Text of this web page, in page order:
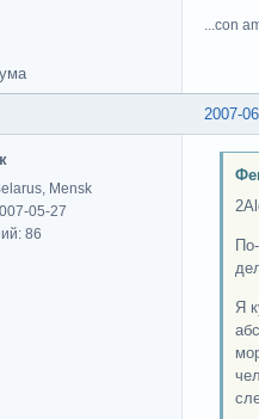
...con
2007-
Mensk
05-27
86
Я